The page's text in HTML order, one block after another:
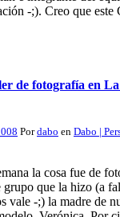
-;). Creo que este
de fotografía en
Pordabo en Dabo |
la cosa fue de
que la hizo (a
vale -;) la madre de